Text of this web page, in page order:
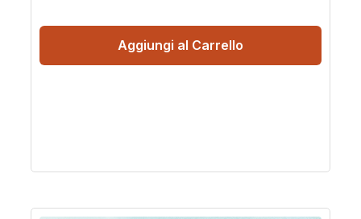
Aggiungi al Carrello